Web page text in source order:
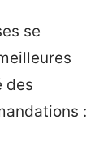
se
des
: